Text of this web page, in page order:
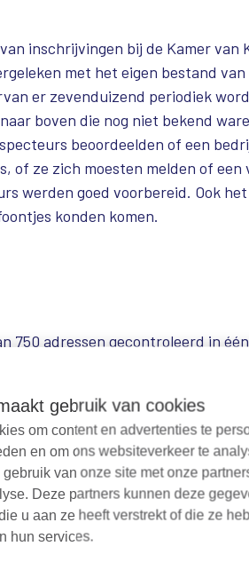
gebruik van cookies
om content en advertenties te
en om ons websiteverkeer te
van onze site met onze
Deze partners kunnen deze
u aan ze heeft verstrekt of die ze
hun services.
inschrijvingen bij de Kamer van
met het eigen bestand van
er zevenduizend periodiek
boven die nog niet bekend
beoordeelden of een
of ze zich moesten melden of
werden goed voorbereid. Ook
konden komen.
750 adressen gecontroleerd in
adressen waren nog geheel
stond bijvoorbeeld geregistreerd
bedrijven bleek een
dertig procent te behoren tot
een enkel type C
of er kon geen
inrichting betreft.